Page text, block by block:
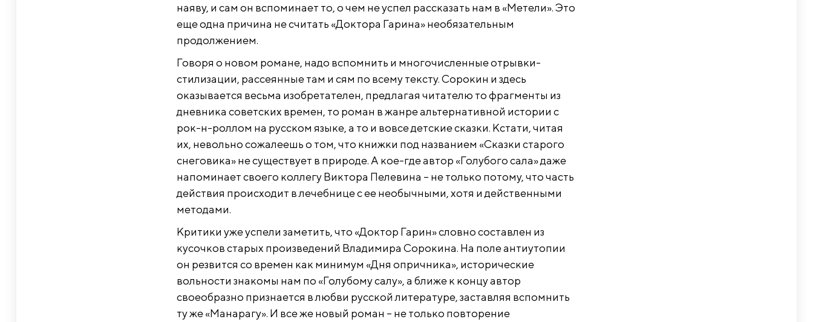
наяву, и сам он вспоминает то, о чем не успел рассказать нам в «Метели». Это
еще одна причина не считать «Доктора Гарина» необязательным
продолжением.
Говоря о новом романе, надо вспомнить и многочисленные отрывки-
стилизации, рассеянные там и сям по всему тексту. Сорокин и здесь
оказывается весьма изобретателен, предлагая читателю то фрагменты из
дневника советских времен, то роман в жанре альтернативной истории с
рок-н-роллом на русском языке, а то и вовсе детские сказки. Кстати, читая
их, невольно сожалеешь о том, что книжки под названием «Сказки старого
снеговика» не существует в природе. А кое-где автор «Голубого сала» даже
напоминает своего коллегу Виктора Пелевина – не только потому, что часть
действия происходит в лечебнице с ее необычными, хотя и действенными
методами.
Критики уже успели заметить, что «Доктор Гарин» словно составлен из
кусочков старых произведений Владимира Сорокина. На поле антиутопии
он резвится со времен как минимум «Дня опричника», исторические
вольности знакомы нам по «Голубому салу», а ближе к концу автор
своеобразно признается в любви русской литературе, заставляя вспомнить
ту же «Манарагу». И все же новый роман – не только повторение